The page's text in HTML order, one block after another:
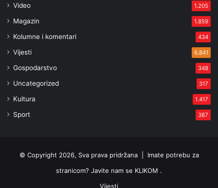
Video 1.205
Magazin 1.859
Kolumne i komentari 434
Vijesti 6.841
Gospodarstvo 348
Uncategorized 317
Kultura 1.417
Sport 387
© Copyright 2026, Sva prava pridržana | Imate potrebu za
stranicom? Javite nam se KLIKOM .
Vijesti